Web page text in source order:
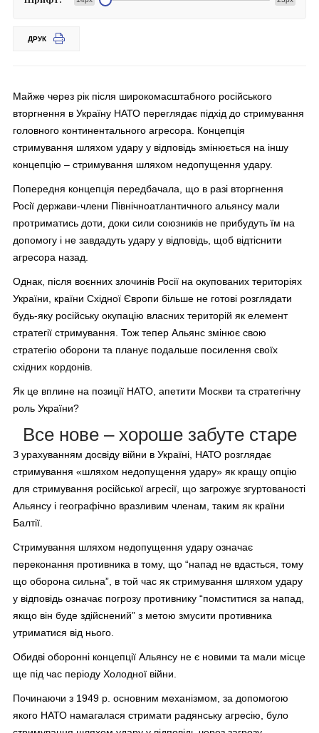
ДРУК
Майже через рік після широкомасштабного російського
вторгнення в Україну НАТО переглядає підхід до стримування
головного континентального агресора. Концепція
стримування шляхом удару у відповідь змінюється на іншу
концепцію – стримування шляхом недопущення удару.
Попередня концепція передбачала, що в разі вторгнення
Росії держави-члени Північноатлантичного альянсу мали
протриматись доти, доки сили союзників не прибудуть їм на
допомогу і не завдадуть удару у відповідь, щоб відтіснити
агресора назад.
Однак, після воєнних злочинів Росії на окупованих територіях
України, країни Східної Європи більше не готові розглядати
будь-яку російську окупацію власних територій як елемент
стратегії стримування. Тож тепер Альянс змінює свою
стратегію оборони та планує подальше посилення своїх
східних кордонів.
Як це вплине на позиції НАТО, апетити Москви та стратегічну
роль України?
Все нове – хороше забуте старе
З урахуванням досвіду війни в Україні, НАТО розглядає
стримування «шляхом недопущення удару» як кращу опцію
для стримування російської агресії, що загрожує згуртованості
Альянсу і географічно вразливим членам, таким як країни
Балтії.
Стримування шляхом недопущення удару означає
переконання противника в тому, що “напад не вдасться, тому
що оборона сильна”, в той час як стримування шляхом удару
у відповідь означає погрозу противнику “помститися за напад,
якщо він буде здійснений” з метою змусити противника
утриматися від нього.
Обидві оборонні концепції Альянсу не є новими та мали місце
ще під час періоду Холодної війни.
Починаючи з 1949 р. основним механізмом, за допомогою
якого НАТО намагалася стримати радянську агресію, було